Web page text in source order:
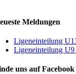
Meldungen
Ligeneinteilung
Ligeneinteilung U9
uns auf Facebook